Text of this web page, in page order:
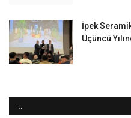
İpek
Üçüncü
..